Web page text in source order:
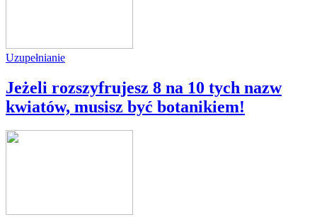
Uzupełnianie
Jeżeli rozszyfrujesz 8 na 10 tych nazw
kwiatów, musisz być botanikiem!